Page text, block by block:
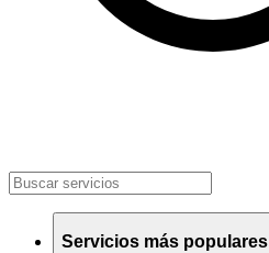
Servicios más populares